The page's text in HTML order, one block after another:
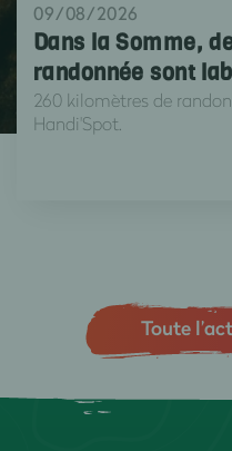
09/08/2026
Dans la Somme,
randonnée sont
260 kilomètres de
Handi'Spot.
Toute